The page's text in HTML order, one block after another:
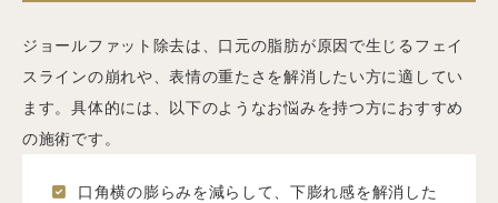
ジョールファット除去は、口元の脂肪が原因で生じるフェイ
スラインの崩れや、表情の重たさを解消したい方に適してい
ます。具体的には、以下のようなお悩みを持つ方におすすめ
の施術です。
口角横の膨らみを減らして、下膨れ感を解消した